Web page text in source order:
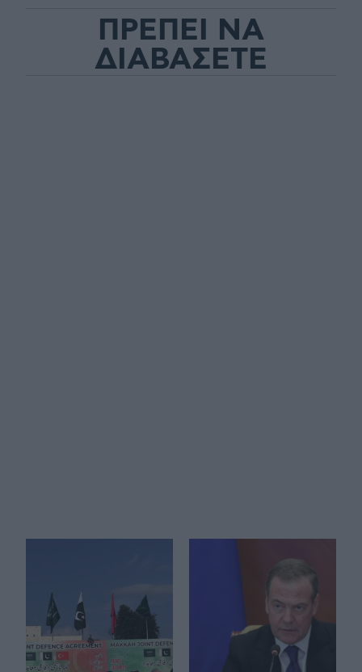
ΠΡΕΠΕΙ ΝΑ
ΔΙΑΒΑΣΕΤΕ